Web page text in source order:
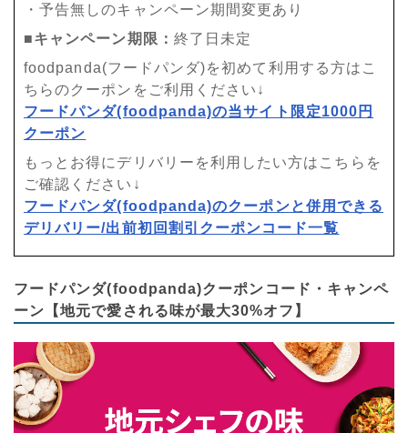
・予告無しのキャンペーン期間変更あり
■キャンペーン期限： 終了日未定
foodpanda(フードパンダ)を初めて利用する方はこ
ちらのクーポンをご利用ください↓
フードパンダ(foodpanda)の当サイト限定1000円
クーポン
もっとお得にデリバリーを利用したい方はこちらを
ご確認ください↓
フードパンダ(foodpanda)のクーポンと併用できる
デリバリー/出前初回割引クーポンコード一覧
フードパンダ(foodpanda)クーポンコード・キャンペ
ーン【地元で愛される味が最大30%オフ】